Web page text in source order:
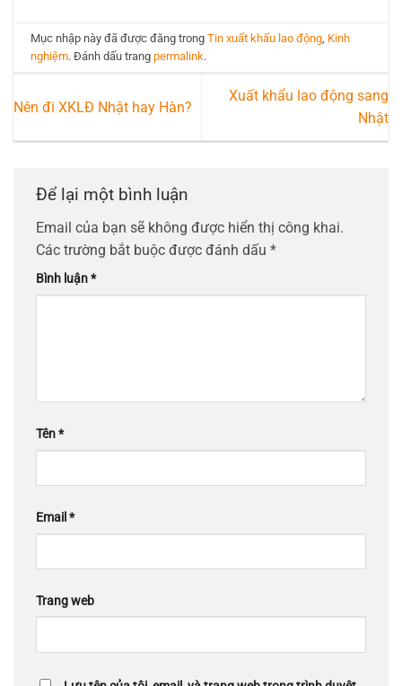
Mục nhập này đã được đăng trongTin xuất khẩu lao động Kinh
nghiệm. Đánh dấu trangpermalink.
Nên đi XKLĐ Nhật hay Hàn?
Xuất khẩu lao động sang
Nhật
Để lại một bình luận
Email của bạn sẽ không được hiển thị công khai.
Các trường bắt buộc được đánh dấu *
Bình luận*
Tên*
Email *
Trang web